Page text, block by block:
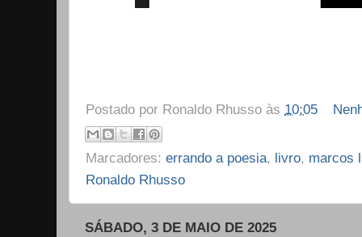
Postado por Ronaldo Rhusso às 10:05
Marcadores: errando a poesia, livro, marcos
Ronaldo Rhusso
SÁBADO, 3 DE MAIO DE 2025